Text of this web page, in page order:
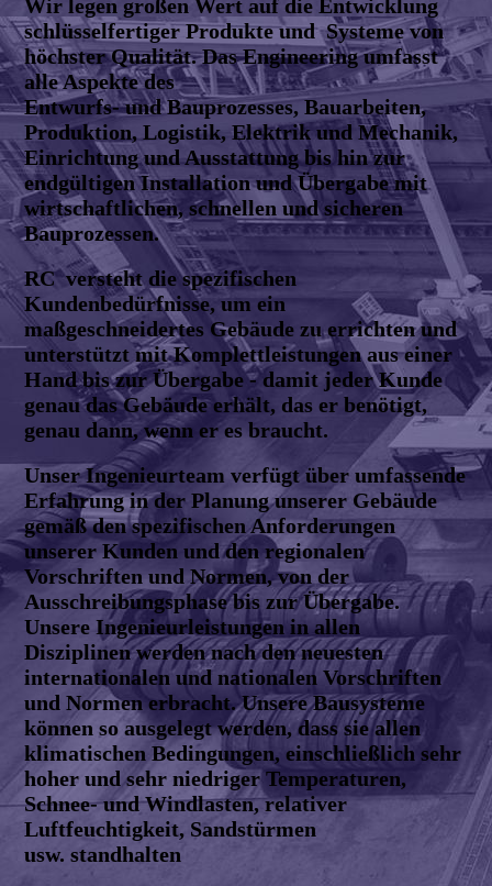
Wir legen großen Wert auf die Entwicklung
schlüsselfertiger Produkte und Systeme von
höchster Qualität. Das Engineering umfasst
alle Aspekte des
Entwurfs- und Bauprozesses, Bauarbeiten,
Produktion, Logistik, Elektrik und Mechanik,
Einrichtung und Ausstattung bis hin zur
endgültigen Installation und Übergabe mit
wirtschaftlichen, schnellen und sicheren
Bauprozessen.
RC versteht die spezifischen
Kundenbedürfnisse, um ein
maßgeschneidertes Gebäude zu errichten und
unterstützt mit Komplettleistungen aus einer
Hand bis zur Übergabe - damit jeder Kunde
genau das Gebäude erhält, das er benötigt,
genau dann, wenn er es braucht.
Unser Ingenieurteam verfügt über umfassende
Erfahrung in der Planung unserer Gebäude
gemäß den spezifischen Anforderungen
unserer Kunden und den regionalen
Vorschriften und Normen, von der
Ausschreibungsphase bis zur Übergabe.
Unsere Ingenieurleistungen in allen
Disziplinen werden nach den neuesten
internationalen und nationalen Vorschriften
und Normen erbracht. Unsere Bausysteme
können so ausgelegt werden, dass sie allen
klimatischen Bedingungen, einschließlich sehr
hoher und sehr niedriger Temperaturen,
Schnee- und Windlasten, relativer
Luftfeuchtigkeit, Sandstürmen
usw. standhalten